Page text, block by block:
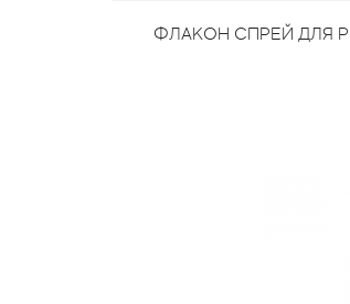
ФЛАКОН СПРЕЙ ДЛЯ